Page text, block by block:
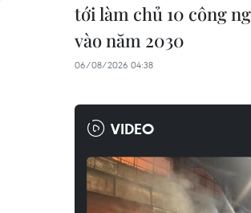
tới làm chủ 10 công
vào năm 2030
06/08/2026 04:38
VIDEO